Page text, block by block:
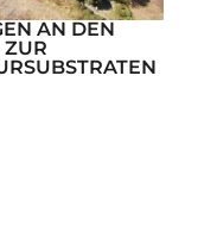
AN DEN
ZUR